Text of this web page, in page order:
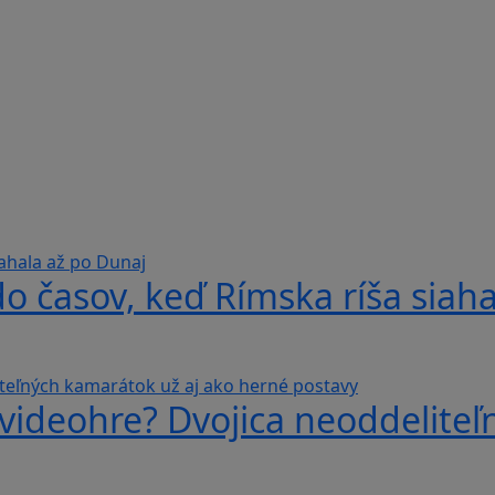
časov, keď Rímska ríša
Dvojica